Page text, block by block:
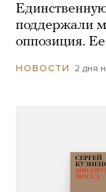
поддержали
оппозиция.
НОВОСТИ 2 дня